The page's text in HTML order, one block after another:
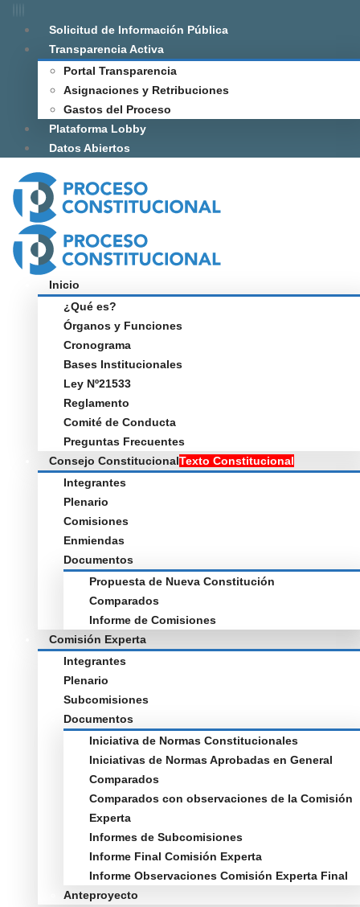
Solicitud de Información Pública
Transparencia Activa
Portal Transparencia
Asignaciones y Retribuciones
Gastos del Proceso
Plataforma Lobby
Datos Abiertos
Inicio
¿Qué es?
Órganos y Funciones
Cronograma
Bases Institucionales
Ley Nº21533
Reglamento
Comité de Conducta
Preguntas Frecuentes
Consejo ConstitucionalTexto Constitucional
Integrantes
Plenario
Comisiones
Enmiendas
Documentos
Propuesta de Nueva Constitución
Comparados
Informe de Comisiones
Comisión Experta
Integrantes
Plenario
Subcomisiones
Documentos
Iniciativa de Normas Constitucionales
Iniciativas de Normas Aprobadas en General
Comparados
Comparados con observaciones de la Comisión
Experta
Informes de Subcomisiones
Informe Final Comisión Experta
Informe Observaciones Comisión Experta Final
Anteproyecto